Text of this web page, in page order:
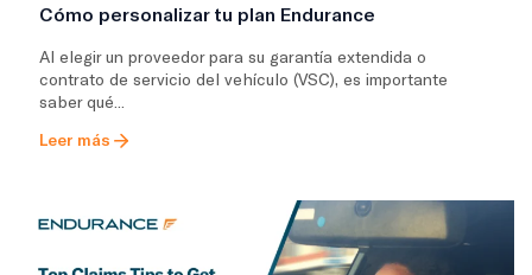
Cómo personalizar tu plan Endurance
Al elegir un proveedor para su garantía extendida o
contrato de servicio del vehículo (VSC), es importante
saber qué...
Leer más